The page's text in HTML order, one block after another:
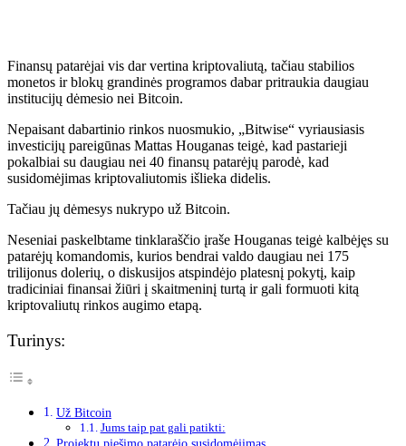
Finansų patarėjai vis dar vertina kriptovaliutą, tačiau stabilios
monetos ir blokų grandinės programos dabar pritraukia daugiau
institucijų dėmesio nei Bitcoin.
Nepaisant dabartinio rinkos nuosmukio, „Bitwise“ vyriausiasis
investicijų pareigūnas Mattas Houganas teigė, kad pastarieji
pokalbiai su daugiau nei 40 finansų patarėjų parodė, kad
susidomėjimas kriptovaliutomis išlieka didelis.
Tačiau jų dėmesys nukrypo už Bitcoin.
Neseniai paskelbtame tinklaraščio įraše Houganas teigė kalbėjęs su
patarėjų komandomis, kurios bendrai valdo daugiau nei 175
trilijonus dolerių, o diskusijos atspindėjo platesnį pokytį, kaip
tradiciniai finansai žiūri į skaitmeninį turtą ir gali formuoti kitą
kriptovaliutų rinkos augimo etapą.
Turinys:
Už Bitcoin
Jums taip pat gali patikti: